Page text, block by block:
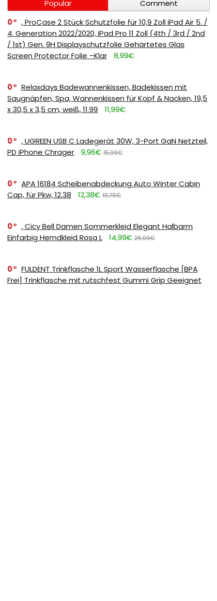
Popular
Comment
0
, ProCase 2 Stück Schutzfolie für 10,9 Zoll iPad Air 5. /
4. Generation 2022/2020, iPad Pro 11 Zoll (4th / 3rd / 2nd
/ 1st) Gen. 9H Displayschutzfolie Gehärtetes Glas
Screen Protector Folie –Klar
8,99€
0
Relaxdays Badewannenkissen, Badekissen mit
Saugnäpfen, Spa, Wannenkissen für Kopf & Nacken, 19,5
x 30,5 x 3,5 cm, weiß, 11.99
11,99€
0
, UGREEN USB C Ladegerät 30W, 3-Port GaN Netzteil,
PD iPhone Chrager
9,96€ 15,99€
0
APA 16184 Scheibenabdeckung Auto Winter Cabin
Cap, für Pkw, 12.38
12,38€ 19,75€
0
, Cicy Bell Damen Sommerkleid Elegant Halbarm
Einfarbig Hemdkleid Rosa L
14,99€ 26,99€
0
FULDENT Trinkflasche 1L Sport Wasserflasche [BPA
Frei] Trinkflasche mit rutschfest Gummi Grip Geeignet